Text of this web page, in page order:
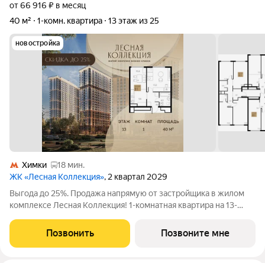
от 66 916 ₽ в месяц
40 м²
1-комн. квартира 13 этаж из 25
новостройка
Химки
18 мин.
ЖК «Лесная Коллекция», 2 квартал 2029
Выгода до 25%. Продажа напрямую от застройщика в жилом
комплексе Лесная Коллекция! 1-комнатная квартира на 13-
жилой комплекс для тех, кто хочет жить в комфортной
городской среде и при этом
Позвонить Позвоните мне